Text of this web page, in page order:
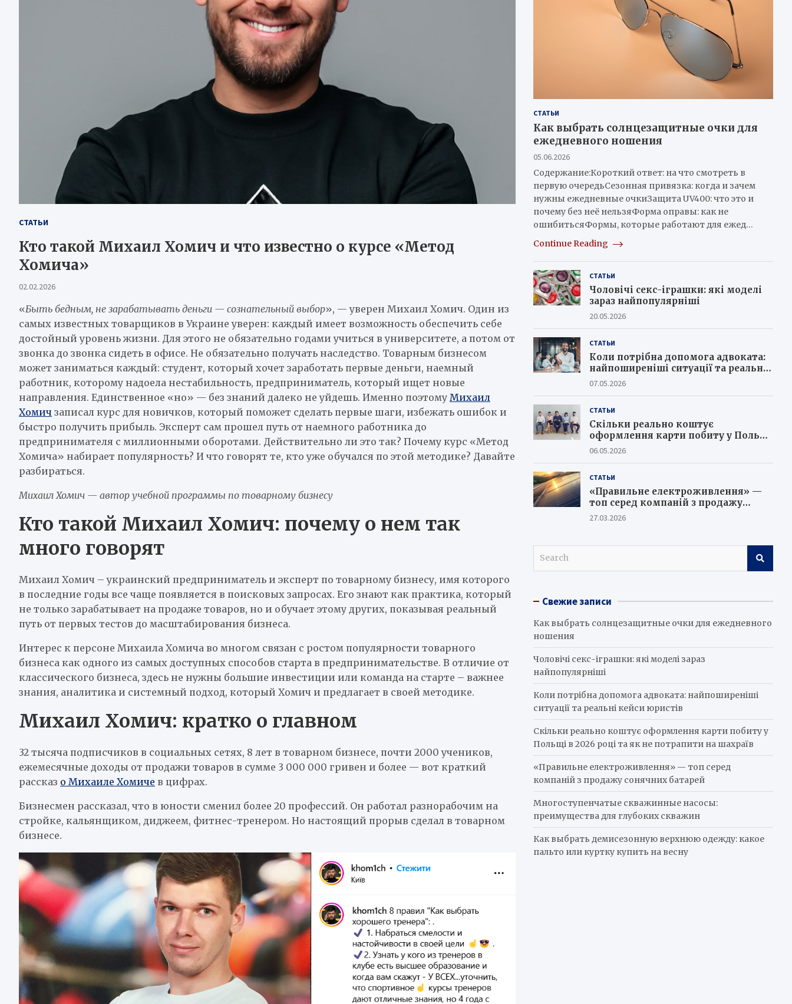
СТАТЬИ
Кто такой Михаил Хомич и что известно о курсе «Метод
Хомича»
02.02.2026
«Быть бедным, не зарабатывать деньги — сознательный выбор», — уверен Михаил Хомич. Один из
самых известных товарщиков в Украине уверен: каждый имеет возможность обеспечить себе
достойный уровень жизни. Для этого не обязательно годами учиться в университете, а потом от
звонка до звонка сидеть в офисе. Не обязательно получать наследство. Товарным бизнесом
может заниматься каждый: студент, который хочет заработать первые деньги, наемный
работник, которому надоела нестабильность, предприниматель, который ищет новые
направления. Единственное «но» — без знаний далеко не уйдешь. Именно поэтому Михаил
Хомич записал курс для новичков, который поможет сделать первые шаги, избежать ошибок и
быстро получить прибыль. Эксперт сам прошел путь от наемного работника до
предпринимателя с миллионными оборотами. Действительно ли это так? Почему курс «Метод
Хомича» набирает популярность? И что говорят те, кто уже обучался по этой методике? Давайте
разбираться.
Михаил Хомич — автор учебной программы по товарному бизнесу
Кто такой Михаил Хомич: почему о нем так
много говорят
Михаил Хомич – украинский предприниматель и эксперт по товарному бизнесу, имя которого
в последние годы все чаще появляется в поисковых запросах. Его знают как практика, который
не только зарабатывает на продаже товаров, но и обучает этому других, показывая реальный
путь от первых тестов до масштабирования бизнеса.
Интерес к персоне Михаила Хомича во многом связан с ростом популярности товарного
бизнеса как одного из самых доступных способов старта в предпринимательстве. В отличие от
классического бизнеса, здесь не нужны большие инвестиции или команда на старте – важнее
знания, аналитика и системный подход, который Хомич и предлагает в своей методике.
Михаил Хомич: кратко о главном
32 тысяча подписчиков в социальных сетях, 8 лет в товарном бизнесе, почти 2000 учеников,
ежемесячные доходы от продажи товаров в сумме 3 000 000 гривен и более — вот краткий
рассказ о Михаиле Хомиче в цифрах.
Бизнесмен рассказал, что в юности сменил более 20 профессий. Он работал разнорабочим на
стройке, кальянщиком, диджеем, фитнес-тренером. Но настоящий прорыв сделал в товарном
бизнесе.
СТАТЬИ
Как выбрать солнцезащитные очки для
ежедневного ношения
05.06.2026
Содержание:Короткий ответ: на что смотреть в
первую очередьСезонная привязка: когда и зачем
нужны ежедневные очкиЗащита UV400: что это и
почему без неё нельзяФорма оправы: как не
ошибитьсяФормы, которые работают для ежед…
Continue Reading
СТАТЬИ
Чоловічі секс-іграшки: які моделі
зараз найпопулярніші
20.05.2026
СТАТЬИ
Коли потрібна допомога адвоката:
найпоширеніші ситуації та реальні
кейси юристів
07.05.2026
СТАТЬИ
Скільки реально коштує
оформлення карти побиту у Польщі
в 2026 році та як не потрапити на
06.05.2026
СТАТЬИ
«Правильне електроживлення» —
топ серед компаній з продажу
сонячних батарей
27.03.2026
c Свежие записи
Как выбрать солнцезащитные очки для ежедневного
ношения
Чоловічі секс-іграшки: які моделі зараз
найпопулярніші
Коли потрібна допомога адвоката: найпоширеніші
ситуації та реальні кейси юристів
Скільки реально коштує оформлення карти побиту у
Польщі в 2026 році та як не потрапити на шахраїв
«Правильне електроживлення» — топ серед
компаній з продажу сонячних батарей
Многоступенчатые скважинные насосы:
преимущества для глубоких скважин
Как выбрать демисезонную верхнюю одежду: какое
пальто или куртку купить на весну